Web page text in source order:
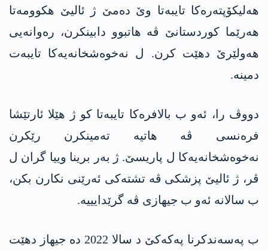
ھەلیکۆپتەرەکا تایبەتا وێ دەمێ ژ ئالیێ ھکوومەتا
ھەرێما کوردستانێ ڤە ھاتبوو دابینکرن، رەوانەیی
ھەولێرێ دهێت کرن. ل نەخوەشخانەیەکا تایبەت
دمینە.
دووڤ را، ئەو ب بالافرەکا تایبەتا کو ژ ھێلا ئارتێشا
فرەنسی ڤە ھاتیە تەمینکرن رێکرن
نەخوەشخانەیەکا ل پاریسێ. ژ بەر برینا وییا گران ل
ڤر، ژ ئالیێ پزشکی ڤە تشتەکی ئەرێنی نکارن بکن،
ب سالانە ئەو ب جیھازی ڤە گرێدایییە.
ب پەسەندکرنا پەکەکێ د سالا 2022 دە جیھاز دهێت